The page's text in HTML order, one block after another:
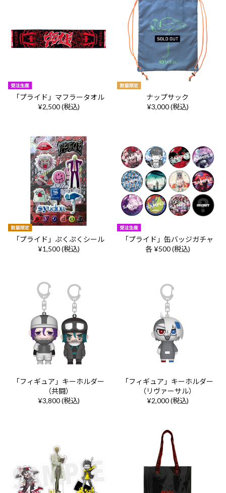
「プライド」マフラータオル
¥2,500 (税込)
ナップサック
¥3,000 (税込)
「プライド」ぷくぷくシール
¥1,500 (税込)
「プライド」缶バッジガチャ
各 ¥500 (税込)
「フィギュア」キーホルダー
（共闘）
¥3,800 (税込)
「フィギュア」キーホルダー
（リヴァーサル）
¥2,000 (税込)